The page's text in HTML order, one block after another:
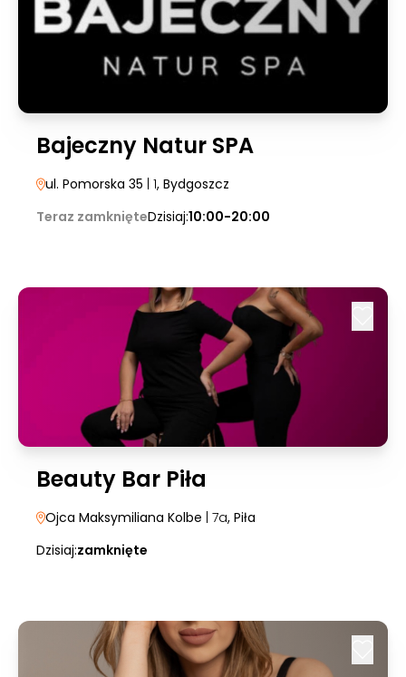
Bajeczny Natur SPA
ul. Pomorska 35 | 1, Bydgoszcz
Teraz zamknięteDzisiaj:10:00-20:00
Beauty Bar Piła
Ojca Maksymiliana Kolbe | 7a, Piła
Dzisiaj:zamknięte